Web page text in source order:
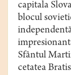
capitala
blocul
Sfântul
cetatea